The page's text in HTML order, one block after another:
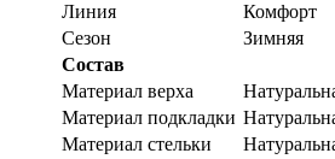
Линия
Комфорт
Сезон
Зимняя
Состав
Материал верха
Материал подкладки
Материал стельки